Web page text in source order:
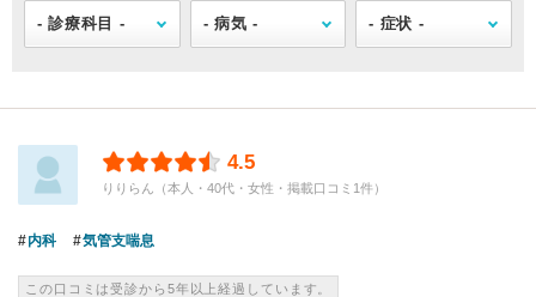
4.5
りりらん（本人・40代・女性・掲載口コミ1件）
内科 気管支喘息
この口コミは受診から5年以上経過しています。